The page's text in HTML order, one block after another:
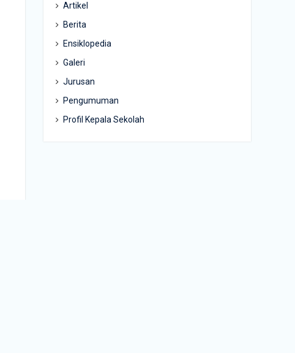
Artikel
Berita
Ensiklopedia
Galeri
Jurusan
Pengumuman
Profil Kepala Sekolah